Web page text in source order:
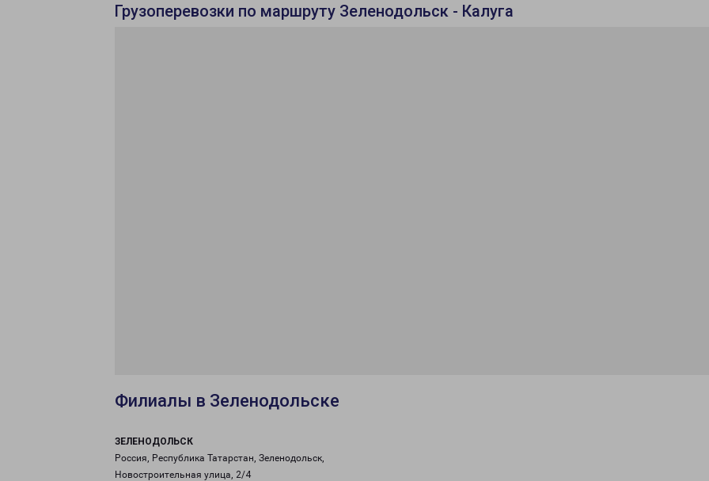
Грузоперевозки по маршруту Зеленодольск - Калуга
Филиалы в Зеленодольске
ЗЕЛЕНОДОЛЬСК
Россия, Республика Татарстан, Зеленодольск,
Новостроительная улица, 2/4